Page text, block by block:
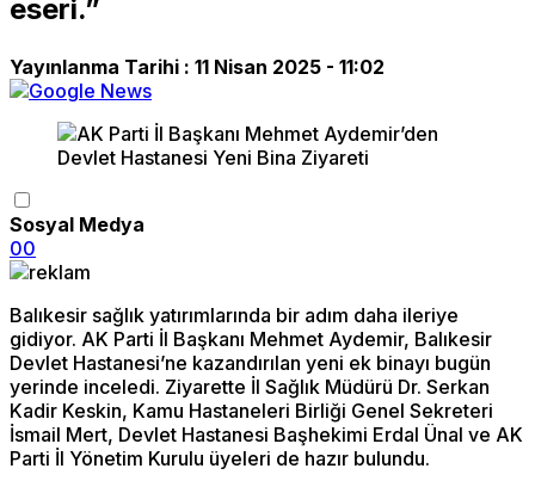
eseri.”
Yayınlanma Tarihi : 11 Nisan 2025 - 11:02
Sosyal Medya
00
Balıkesir sağlık yatırımlarında bir adım daha ileriye
gidiyor. AK Parti İl Başkanı Mehmet Aydemir, Balıkesir
Devlet Hastanesi’ne kazandırılan yeni ek binayı bugün
yerinde inceledi. Ziyarette İl Sağlık Müdürü Dr. Serkan
Kadir Keskin, Kamu Hastaneleri Birliği Genel Sekreteri
İsmail Mert, Devlet Hastanesi Başhekimi Erdal Ünal ve AK
Parti İl Yönetim Kurulu üyeleri de hazır bulundu.